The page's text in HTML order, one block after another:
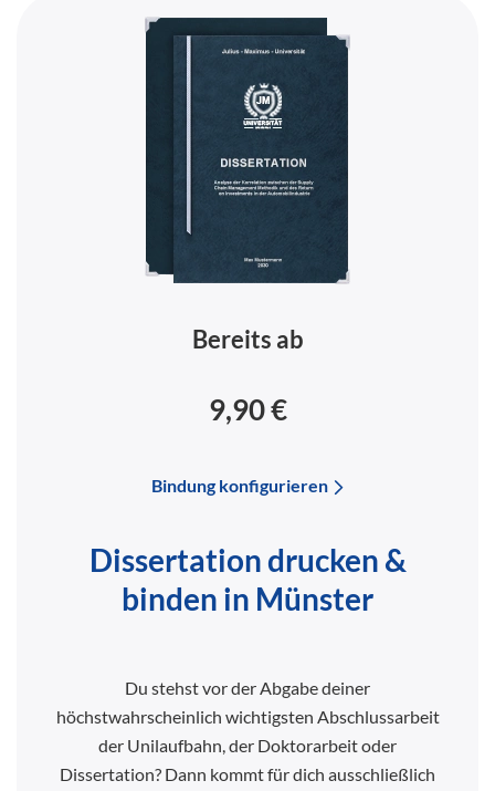
Bereits ab
9,90 €
Bindung konfigurieren
Dissertation drucken &
binden in Münster
Du stehst vor der Abgabe deiner
höchstwahrscheinlich wichtigsten Abschlussarbeit
der Unilaufbahn, der Doktorarbeit oder
Dissertation? Dann kommt für dich ausschließlich